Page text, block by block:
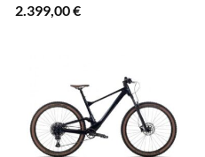
2.399,00€